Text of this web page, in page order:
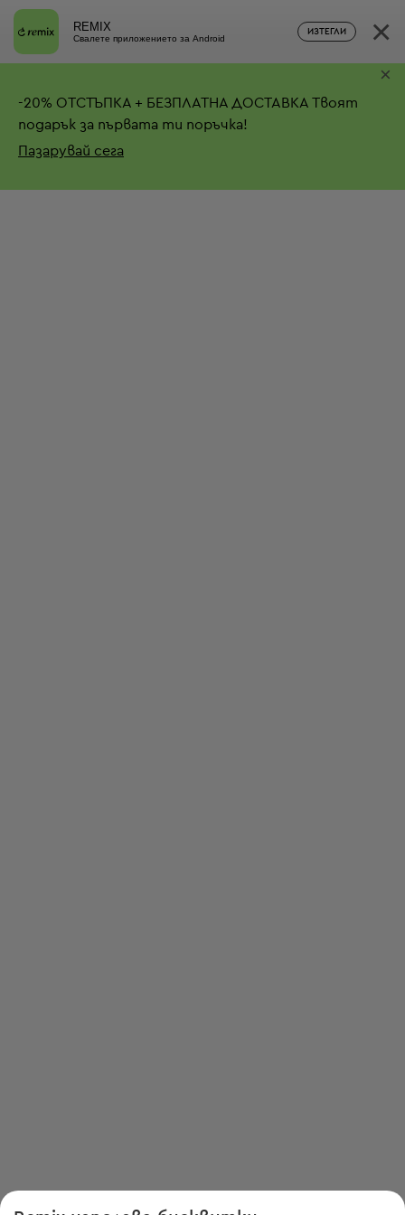
REMIX
Свалете приложението за Android
ИЗТЕГЛИ ×
-20% ОТСТЪПКА + БЕЗПЛАТНА ДОСТАВКА Твоят
подарък за първата ти поръчка!
Пазарувай сега
×